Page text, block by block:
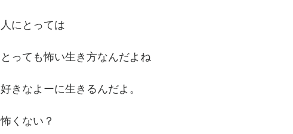
人にとっては
とっても怖い生き方なんだよね
好きなよーに生きるんだよ。
怖くない？